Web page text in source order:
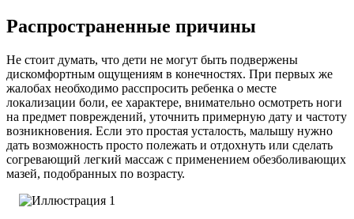
Распространенные причины
Не стоит думать, что дети не могут быть подвержены
дискомфортным ощущениям в конечностях. При первых же
жалобах необходимо расспросить ребенка о месте
локализации боли, ее характере, внимательно осмотреть ноги
на предмет повреждений, уточнить примерную дату и частоту
возникновения. Если это простая усталость, малышу нужно
дать возможность просто полежать и отдохнуть или сделать
согревающий легкий массаж с применением обезболивающих
мазей, подобранных по возрасту.